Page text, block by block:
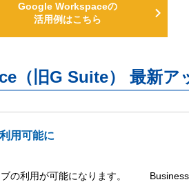
Google Workspaceの
活用例はこちら
（旧G Suite） 最新ア
用可能に
の利用が可能になります。 Business